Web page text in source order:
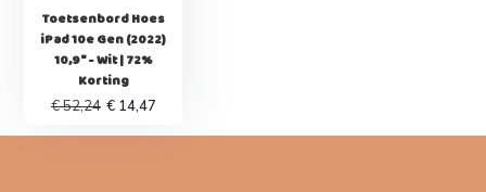
Toetsenbord Hoes
iPad 10e Gen (2022)
10,9" - Wit | 72%
Korting
€ 52,24 € 14,47